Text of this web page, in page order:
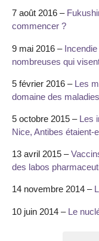
7 août 2016 –
commencer ?
9 mai 2016 –
nombreuses qui
5 février 2016 – Les
domaine des
5 octobre 2015 – Les
Nice, Antibes étaient-
13 avril 2015 –
des labos
14 novembre 2014 –
10 juin 2014 – Le